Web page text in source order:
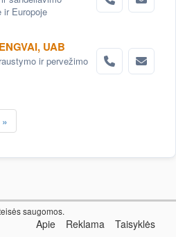
ir Europoje
UAB
ir pervežimo
»
saugomos.
Apie Reklama Taisyklės